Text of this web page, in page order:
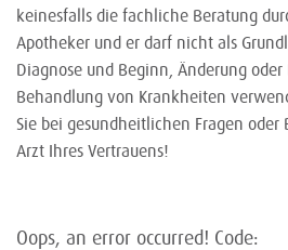
keinesfalls die fachliche Beratung
Apotheker und er darf nicht als
Diagnose und Beginn, Änderung
Behandlung von Krankheiten
Sie bei gesundheitlichen Fragen
Arzt Ihres Vertrauens!
Oops, an error occurred! Code: